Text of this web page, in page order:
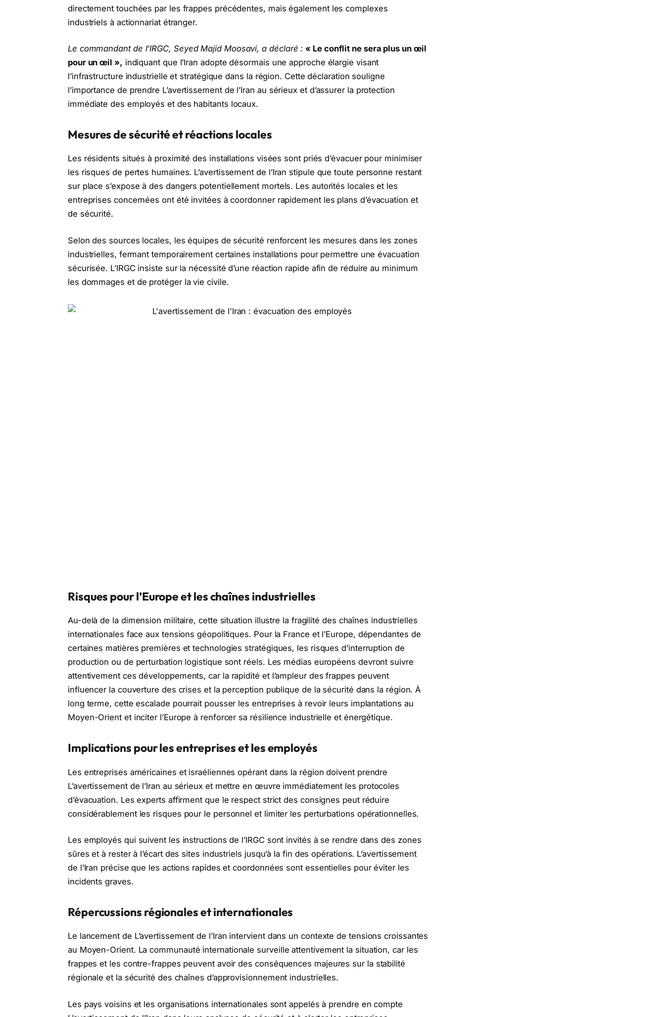
directement touchées par les frappes précédentes, mais également les complexes
industriels à actionnariat étranger.
Le commandant de l’IRGC, Seyed Majid Moosavi, a déclaré : « Le conflit ne sera plus un œil
pour un œil », indiquant que l’Iran adopte désormais une approche élargie visant
l’infrastructure industrielle et stratégique dans la région. Cette déclaration souligne
l’importance de prendre L’avertissement de l’Iran au sérieux et d’assurer la protection
immédiate des employés et des habitants locaux.
Mesures de sécurité et réactions locales
Les résidents situés à proximité des installations visées sont priés d’évacuer pour minimiser
les risques de pertes humaines. L’avertissement de l’Iran stipule que toute personne restant
sur place s’expose à des dangers potentiellement mortels. Les autorités locales et les
entreprises concernées ont été invitées à coordonner rapidement les plans d’évacuation et
de sécurité.
Selon des sources locales, les équipes de sécurité renforcent les mesures dans les zones
industrielles, fermant temporairement certaines installations pour permettre une évacuation
sécurisée. L’IRGC insiste sur la nécessité d’une réaction rapide afin de réduire au minimum
les dommages et de protéger la vie civile.
Risques pour l’Europe et les chaînes industrielles
Au-delà de la dimension militaire, cette situation illustre la fragilité des chaînes industrielles
internationales face aux tensions géopolitiques. Pour la France et l’Europe, dépendantes de
certaines matières premières et technologies stratégiques, les risques d’interruption de
production ou de perturbation logistique sont réels. Les médias européens devront suivre
attentivement ces développements, car la rapidité et l’ampleur des frappes peuvent
influencer la couverture des crises et la perception publique de la sécurité dans la région. À
long terme, cette escalade pourrait pousser les entreprises à revoir leurs implantations au
Moyen-Orient et inciter l’Europe à renforcer sa résilience industrielle et énergétique.
Implications pour les entreprises et les employés
Les entreprises américaines et israéliennes opérant dans la région doivent prendre
L’avertissement de l’Iran au sérieux et mettre en œuvre immédiatement les protocoles
d’évacuation. Les experts affirment que le respect strict des consignes peut réduire
considérablement les risques pour le personnel et limiter les perturbations opérationnelles.
Les employés qui suivent les instructions de l’IRGC sont invités à se rendre dans des zones
sûres et à rester à l’écart des sites industriels jusqu’à la fin des opérations. L’avertissement
de l’Iran précise que les actions rapides et coordonnées sont essentielles pour éviter les
incidents graves.
Répercussions régionales et internationales
Le lancement de L’avertissement de l’Iran intervient dans un contexte de tensions croissantes
au Moyen-Orient. La communauté internationale surveille attentivement la situation, car les
frappes et les contre-frappes peuvent avoir des conséquences majeures sur la stabilité
régionale et la sécurité des chaînes d’approvisionnement industrielles.
Les pays voisins et les organisations internationales sont appelés à prendre en compte